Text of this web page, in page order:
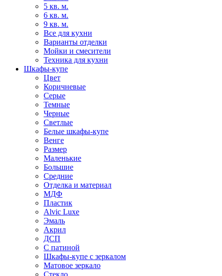
5 кв. м.
6 кв. м.
9 кв. м.
Все для кухни
Варианты отделки
Мойки и смесители
Техника для кухни
Шкафы-купе
Цвет
Коричневые
Серые
Темные
Черные
Светлые
Белые шкафы-купе
Венге
Размер
Маленькие
Большие
Средние
Отделка и материал
МДФ
Пластик
Alvic Luxe
Эмаль
Акрил
ДСП
С патиной
Шкафы-купе с зеркалом
Матовое зеркало
Стекло